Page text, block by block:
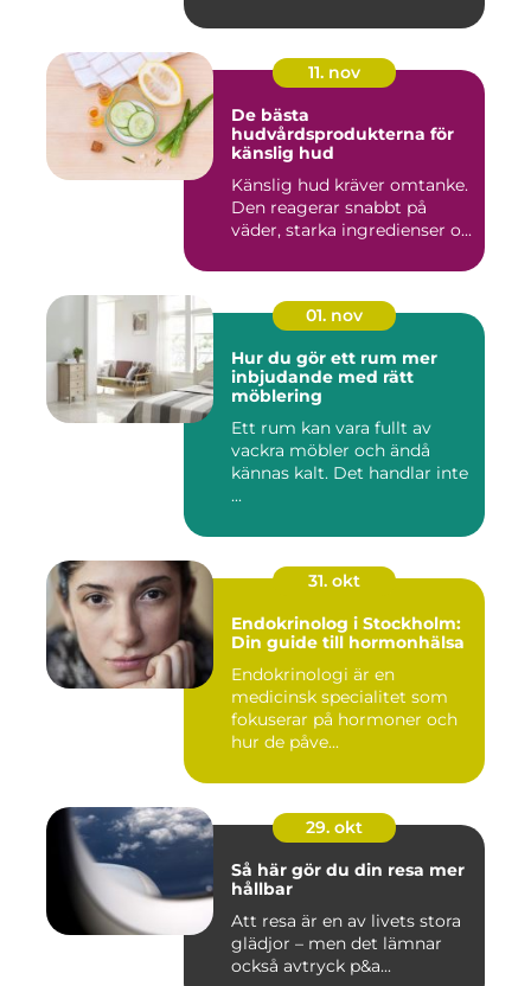
11. nov
De bästa
hudvårdsprodukterna för
känslig hud
Känslig hud kräver omtanke.
Den reagerar snabbt på
väder, starka ingredienser o...
01. nov
Hur du gör ett rum mer
inbjudande med rätt
möblering
Ett rum kan vara fullt av
vackra möbler och ändå
kännas kalt. Det handlar inte
...
31. okt
Endokrinolog i Stockholm:
Din guide till hormonhälsa
Endokrinologi är en
medicinsk specialitet som
fokuserar på hormoner och
hur de påve...
29. okt
Så här gör du din resa mer
hållbar
Att resa är en av livets stora
glädjor – men det lämnar
också avtryck p&a...